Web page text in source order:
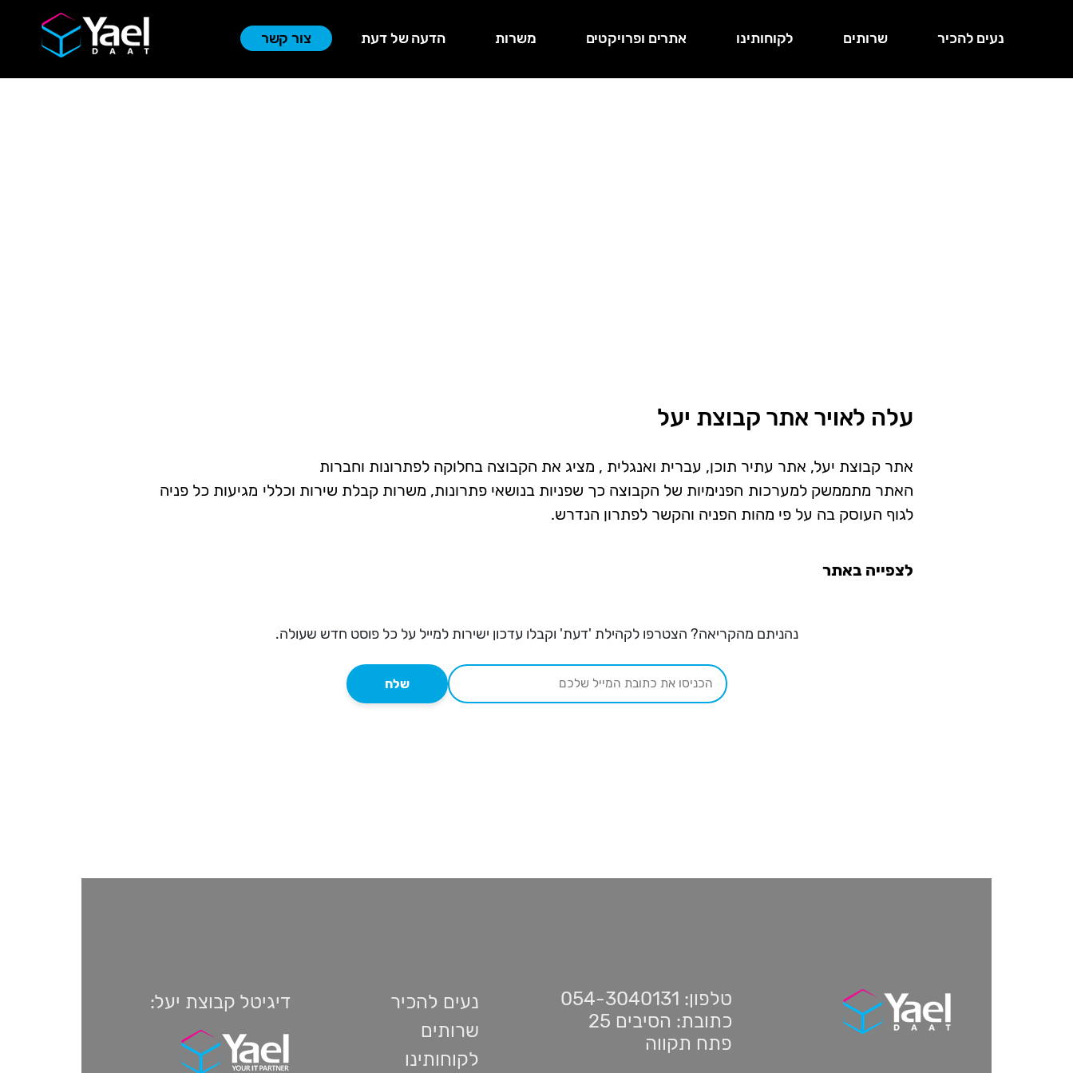
נעים להכיר שרותים לקוחותינו אתרים ופרויקטים משרות הדעה של דעת צור קשר
עלה לאויר אתר קבוצת יעל
אתר קבוצת יעל, אתר עתיר תוכן, עברית ואנגלית , מציג את הקבוצה בחלוקה לפתרונות וחברות
האתר מתממשק למערכות הפנימיות של הקבוצה כך שפניות בנושאי פתרונות, משרות קבלת שירות וכללי מגיעות כל פניה
לגוף העוסק בה על פי מהות הפניה והקשר לפתרון הנדרש.
לצפייה באתר
נהניתם מהקריאה? הצטרפו לקהילת 'דעת' וקבלו עדכון ישירות למייל על כל פוסט חדש שעולה.
שלח
טלפון: 054-3040131
כתובת: הסיבים 25
פתח תקווה
נעים להכיר
שרותים
לקוחותינו
דיגיטל קבוצת יעל: